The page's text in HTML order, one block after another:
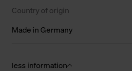
Country of origin
Made in Germany
less information